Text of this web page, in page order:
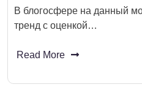
В блогосфере на данный
тренд с оценкой…
Read More